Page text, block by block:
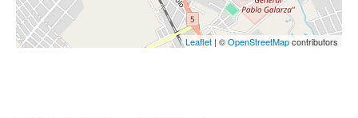
Leaflet | ©OpenStreetMapcontributors